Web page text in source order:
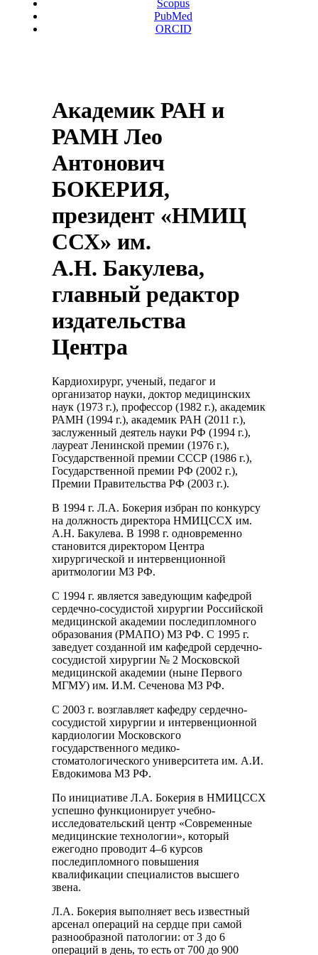
Scopus
PubMed
ORCID
Академик РАН и
РАМН Лео
Антонович
БОКЕРИЯ,
президент «НМИЦ
ССХ» им.
А.Н. Бакулева,
главный редактор
издательства
Центра
Кардиохирург, ученый, педагог и
организатор науки, доктор медицинских
наук (1973 г.), профессор (1982 г.), академик
РАМН (1994 г.), академик РАН (2011 г.),
заслуженный деятель науки РФ (1994 г.),
лауреат Ленинской премии (1976 г.),
Государственной премии СССР (1986 г.),
Государственной премии РФ (2002 г.),
Премии Правительства РФ (2003 г.).
В 1994 г. Л.А. Бокерия избран по конкурсу
на должность директора НМИЦССХ им.
А.Н. Бакулева. В 1998 г. одновременно
становится директором Центра
хирургической и интервенционной
аритмологии МЗ РФ.
С 1994 г. является заведующим кафедрой
сердечно-сосудистой хирургии Российской
медицинской академии последипломного
образования (РМАПО) МЗ РФ. С 1995 г.
заведует созданной им кафедрой сердечно-
сосудистой хирургии № 2 Московской
медицинской академии (ныне Первого
МГМУ) им. И.М. Сеченова МЗ РФ.
С 2003 г. возглавляет кафедру сердечно-
сосудистой хирургии и интервенционной
кардиологии Московского
государственного медико-
стоматологического университета им. А.И.
Евдокимова МЗ РФ.
По инициативе Л.А. Бокерия в НМИЦССХ
успешно функционирует учебно-
исследовательский центр «Современные
медицинские технологии», который
ежегодно проводит 4–6 курсов
последипломного повышения
квалификации специалистов высшего
звена.
Л.А. Бокерия выполняет весь известный
арсенал операций на сердце при самой
разнообразной патологии: от 3 до 6
операций в день, то есть от 700 до 900